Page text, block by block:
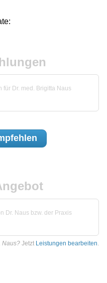
Dr. med. Brigitta Naus
Dr. Naus bzw. der Praxis
Naus? Jetzt Leistungen bearbeiten.